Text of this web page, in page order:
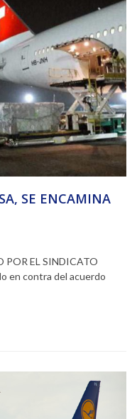
SE ENCAMINA
POR EL SINDICATO
en contra del acuerdo